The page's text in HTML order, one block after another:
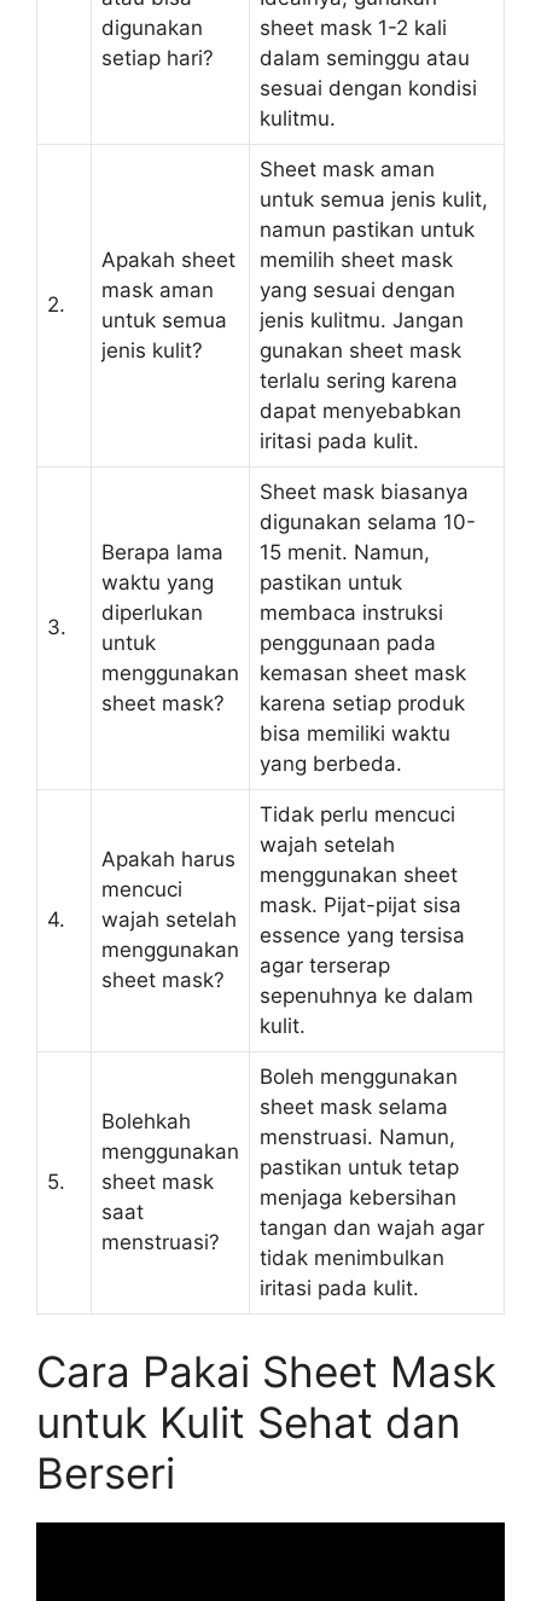
digunakan
setiap hari?
sheet mask 1-2 kali
dalam seminggu atau
sesuai dengan kondisi
kulitmu.
2.
Apakah sheet
mask aman
untuk semua
jenis kulit?
Sheet mask aman
untuk semua jenis kulit,
namun pastikan untuk
memilih sheet mask
yang sesuai dengan
jenis kulitmu. Jangan
gunakan sheet mask
terlalu sering karena
dapat menyebabkan
iritasi pada kulit.
3.
Berapa lama
waktu yang
diperlukan
untuk
menggunakan
sheet mask?
Sheet mask biasanya
digunakan selama 10-
15 menit. Namun,
pastikan untuk
membaca instruksi
penggunaan pada
kemasan sheet mask
karena setiap produk
bisa memiliki waktu
yang berbeda.
4.
Apakah harus
mencuci
wajah setelah
menggunakan
sheet mask?
Tidak perlu mencuci
wajah setelah
menggunakan sheet
mask. Pijat-pijat sisa
essence yang tersisa
agar terserap
sepenuhnya ke dalam
kulit.
5.
Bolehkah
menggunakan
sheet mask
saat
menstruasi?
Boleh menggunakan
sheet mask selama
menstruasi. Namun,
pastikan untuk tetap
menjaga kebersihan
tangan dan wajah agar
tidak menimbulkan
iritasi pada kulit.
Cara Pakai Sheet Mask
untuk Kulit Sehat dan
Berseri